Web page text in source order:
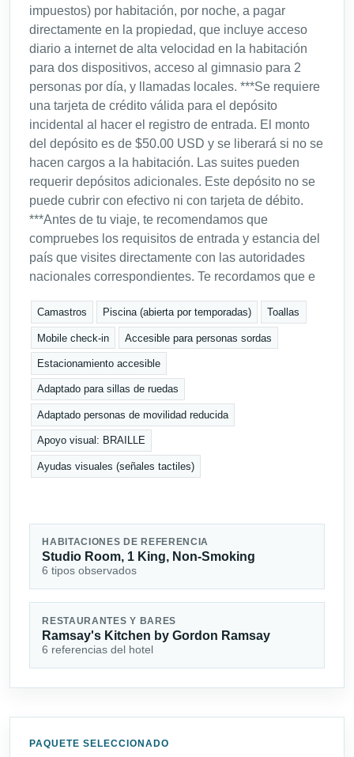
impuestos) por habitación, por noche, a pagar
directamente en la propiedad, que incluye acceso
diario a internet de alta velocidad en la habitación
para dos dispositivos, acceso al gimnasio para 2
personas por día, y llamadas locales. ***Se requiere
una tarjeta de crédito válida para el depósito
incidental al hacer el registro de entrada. El monto
del depósito es de $50.00 USD y se liberará si no se
hacen cargos a la habitación. Las suites pueden
requerir depósitos adicionales. Este depósito no se
puede cubrir con efectivo ni con tarjeta de débito.
***Antes de tu viaje, te recomendamos que
compruebes los requisitos de entrada y estancia del
país que visites directamente con las autoridades
nacionales correspondientes. Te recordamos que e
Camastros Piscina (abierta por temporadas) Toallas
Mobile check-in Accesible para personas sordas
Estacionamiento accesible
Adaptado para sillas de ruedas
Adaptado personas de movilidad reducida
Apoyo visual: BRAILLE
Ayudas visuales (señales tactiles)
HABITACIONES DE REFERENCIA
Studio Room, 1 King, Non-Smoking
6 tipos observados
RESTAURANTES Y BARES
Ramsay's Kitchen by Gordon Ramsay
6 referencias del hotel
PAQUETE SELECCIONADO